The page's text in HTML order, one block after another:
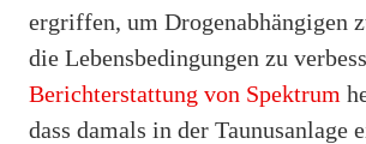
ergriffen, um Drogenabhängigen
die Lebensbedingungen zu
Berichterstattung von Spektrum
dass damals in der Taunusanlage